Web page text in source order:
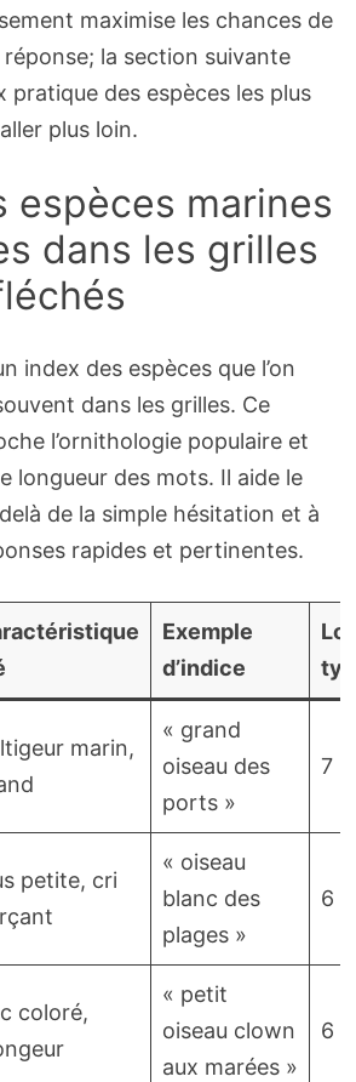
maximise les chances de
la section suivante
pratique des espèces les plus
plus loin.
espèces marines
dans les grilles
index des espèces que l’on
dans les grilles. Ce
l’ornithologie populaire et
longueur des mots. Il aide le
de la simple hésitation et à
rapides et pertinentes.
Exemple
d’indice
marin,
« grand
oiseau des
ports »
7
petite, cri
« oiseau
blanc des
plages »
6
coloré,
« petit
oiseau clown
aux marées »
6